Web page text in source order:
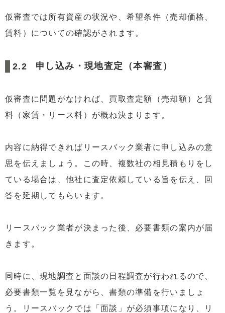
仮審査では所有資産の状況や、希望条件（売却価格、
賃料）についての確認がされます。
申し込み・現地査定（本審査）
仮審査に問題がなければ、買取査定額（売却額）と賃
料（家賃・リース料）が概ね決まります。
内容に納得できればリースバック業者に申し込みの意
思を伝えましょう。この時、複数社の相見積もりをし
ている場合は、他社に査定依頼している旨を伝え、回
答を延期してもらいます。
リースバック業者が決まった後、必要書類の案内が届
きます。
同時に、現地調査と面談の日程調査が行われるので、
必要書類一覧を見ながら、書類の準備を行いましょ
う。リースバックでは「面談」が必須事項になり、リ